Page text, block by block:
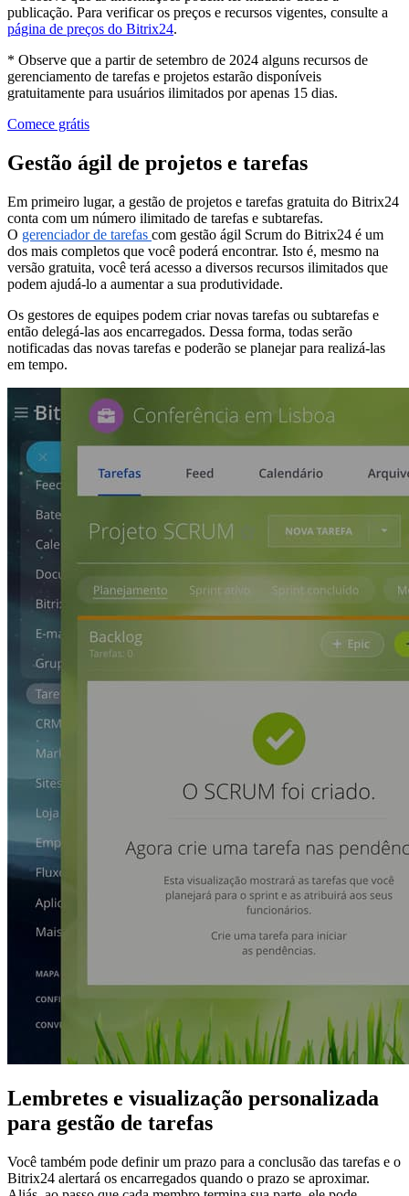
publicação. Para verificar os preços e recursos vigentes, consulte a
página de preços do Bitrix24.
* Observe que a partir de setembro de 2024 alguns recursos de
gerenciamento de tarefas e projetos estarão disponíveis
gratuitamente para usuários ilimitados por apenas 15 dias.
Comece grátis
Gestão ágil de projetos e tarefas
Em primeiro lugar, a gestão de projetos e tarefas gratuita do Bitrix24
conta com um número ilimitado de tarefas e subtarefas.
O gerenciador de tarefas com gestão ágil Scrum do Bitrix24 é um
dos mais completos que você poderá encontrar. Isto é, mesmo na
versão gratuita, você terá acesso a diversos recursos ilimitados que
podem ajudá-lo a aumentar a sua produtividade.
Os gestores de equipes podem criar novas tarefas ou subtarefas e
então delegá-las aos encarregados. Dessa forma, todas serão
notificadas das novas tarefas e poderão se planejar para realizá-las
em tempo.
Lembretes e visualização personalizada
para gestão de tarefas
Você também pode definir um prazo para a conclusão das tarefas e o
Bitrix24 alertará os encarregados quando o prazo se aproximar.